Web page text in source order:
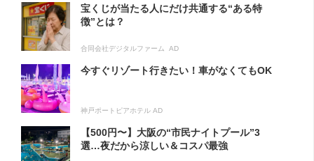
宝くじが当たる人にだけ共通する“ある特
徴”とは？
合同会社デジタルファーム AD
今すぐリゾート行きたい！車がなくてもOK
神戸ポートピアホテル AD
【500円〜】大阪の“市民ナイトプール”3
選…夜だから涼しい＆コスパ最強